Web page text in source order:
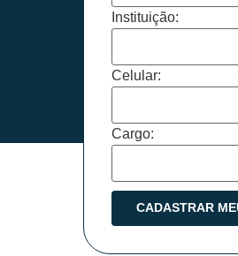
Instituição:
Celular:
Cargo: